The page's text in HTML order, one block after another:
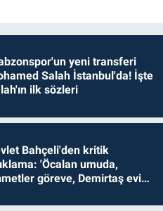
yeni transferi
Salah İstanbul'da! İşte
ilk sözleri
Bahçeli'den kritik
'Öcalan umuda,
göreve, Demirtaş evine